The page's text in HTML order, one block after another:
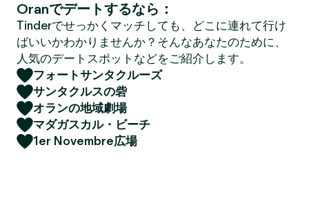
Oranでデートするなら：
Tinderでせっかくマッチしても、どこに連れて行け
ばいいかわかりませんか？そんなあなたのために、
人気のデートスポットなどをご紹介します。
フォートサンタクルーズ
サンタクルスの砦
オランの地域劇場
マダガスカル・ビーチ
1er Novembre広場